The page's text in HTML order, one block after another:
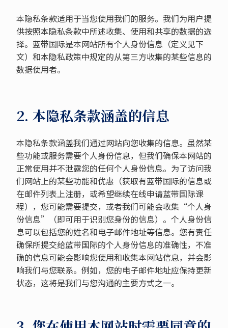
本隐私条款适用于当您使用我们的服务。我们为用户提
供按照本隐私条款中所述收集、使用和共享的数据的选
择。蓝带国际是本网站所有个人身份信息（定义见下
文）和本隐私政策中规定的从第三方收集的某些信息的
数据使用者。
2. 本隐私条款涵盖的信息
本隐私条款涵盖我们通过网站向您收集的信息。虽然某
些功能或服务需要个人身份信息，但我们确保本网站的
正常使用并不泄露您的任何个人身份信息。为了访问我
们网站上的某些功能和优惠（获取有蓝带国际的信息或
在邮件列表上注册，或希望继续在线申请蓝带国际课
程），您可能需要提交，或者我们可能会收集“个人身
份信息”（即可用于识别您身份的信息）。个人身份信
息可以包括您的姓名和电子邮件地址等信息。您有责任
确保所提交给蓝带国际的个人身份信息的准确性，不准
确的信息可能会影响您使用和收集本网站信息，并会影
响我们与您联系。例如，您的电子邮件地址应保持更新
状态，这将是我们与您沟通的主要方式之一。